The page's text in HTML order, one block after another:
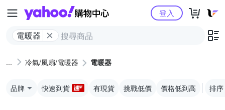
Yahoo購物中心
電暖器
登入
冷氣/風扇/電暖器 電暖器
品牌 快速到貨 有現貨 挑戰低價 價格低到高 排序